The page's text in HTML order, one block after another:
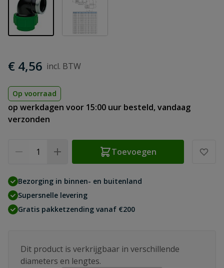
€ 4,56
Op voorraad
op werkdagen voor 15:00 uur besteld, vandaag
verzonden
Toevoegen
Bezorging in binnen- en buitenland
Supersnelle levering
Gratis pakketzending vanaf €200
Dit product is verkrijgbaar in verschillende
diameters en lengtes.